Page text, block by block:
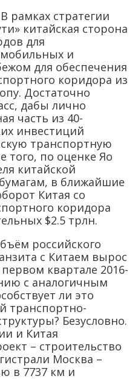
рамках стратегии
китайская сторона
для
и
для обеспечения
коридора из
Достаточно
дабы лично
часть из 40-
инвестиций
транспортную
того, по оценке Яо
китайской
в ближайшие
Китая со
коридора
$2.5 трлн.
российского
с Китаем вырос
первом квартале 2016-
с аналогичным
ли это
транспортно-
Безусловно.
и Китая
– строительство
Москва –
в 7737 км и